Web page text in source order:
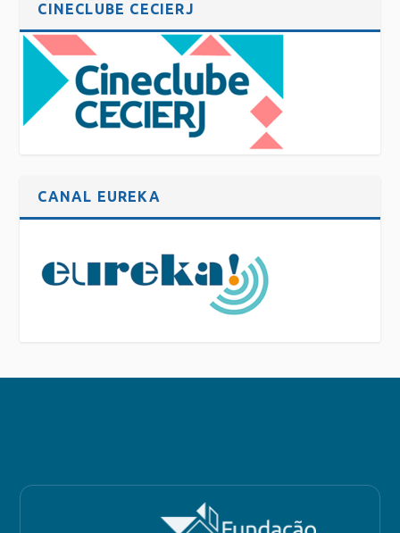
CINECLUBE CECIERJ
CANAL EUREKA